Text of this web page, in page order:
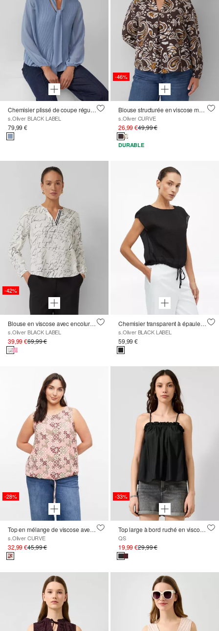
Chemisier plissé de coupe régulière avec col montant et ruban à nouer
s.Oliver BLACK LABEL
79,99 €
-46%
Blouse structurée en viscose mélangée avec un imprimé all-over
s.Oliver CURVE
26,99 €49,99 €
DURABLE
-42%
Blouse en viscose avec encolure en V et imprimé all-over
s.Oliver BLACK LABEL
39,99 €69,99 €
Chemisier transparent à épaules tombantes et cordon de serrage
s.Oliver BLACK LABEL
59,99 €
-28%
Top en mélange de viscose avec taille réglable
s.Oliver CURVE
32,99 €45,99 €
-33%
Top large à bord ruché en viscose mélangée
QS
19,99 €29,99 €